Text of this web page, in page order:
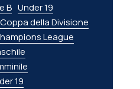
B Under 19
Coppa della Divisione
League
19